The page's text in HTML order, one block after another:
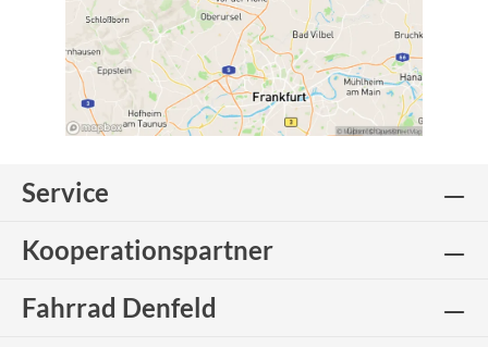
Service
Kooperationspartner
Fahrrad Denfeld